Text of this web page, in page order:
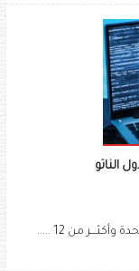
الناتو
من 12 .....